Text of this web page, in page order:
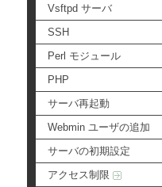
Vsftpd サーバ
SSH
Perl モジュール
PHP
サーバ再起動
Webmin ユーザの追加
サーバの初期設定
アクセス制限